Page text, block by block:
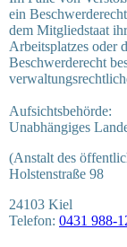
ein
dem Mitgliedstaat
Arbeitsplatzes oder
Beschwerderecht
Aufsichtsbehörde:
Unabhängiges
(Anstalt des
Holstenstraße 98
24103 Kiel
Telefon: 0431 988-